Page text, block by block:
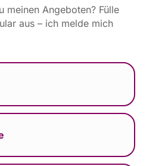
meinen Angeboten? Fülle
aus – ich melde mich